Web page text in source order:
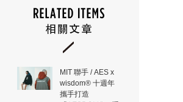
MIT 聯手 / AES x
wisdom® 十週年
攜手打造